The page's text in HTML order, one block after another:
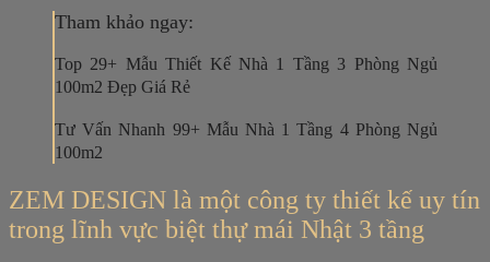
Tham khảo ngay:
Top 29+ Mẫu Thiết Kế Nhà 1 Tầng 3 Phòng Ngủ
100m2 Đẹp Giá Rẻ
Tư Vấn Nhanh 99+ Mẫu Nhà 1 Tầng 4 Phòng Ngủ
100m2
ZEM DESIGN là một công ty thiết kế uy tín
trong lĩnh vực biệt thự mái Nhật 3 tầng